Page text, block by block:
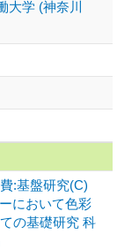
大学 (神奈川
:基盤研究(C)
において色彩
の基礎研究 科